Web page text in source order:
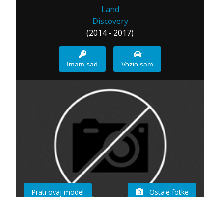
Land
Discovery
(2014 - 2017)
Imam sad Vozio sam
Prati ovaj model Ostale fotke